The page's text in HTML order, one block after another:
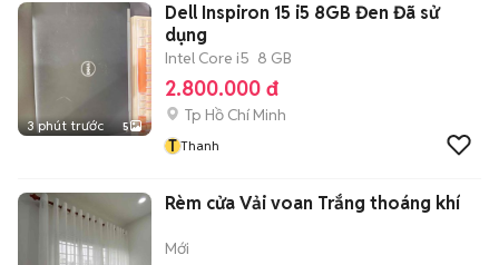
3 phút trước 5
Dell Inspiron 15 i5 8GB Đen Đã sử
dụng
Intel Core i5 8 GB
2.800.000 đ
Tp Hồ Chí Minh
T Thanh
Rèm cửa Vải voan Trắng thoáng khí
Mới